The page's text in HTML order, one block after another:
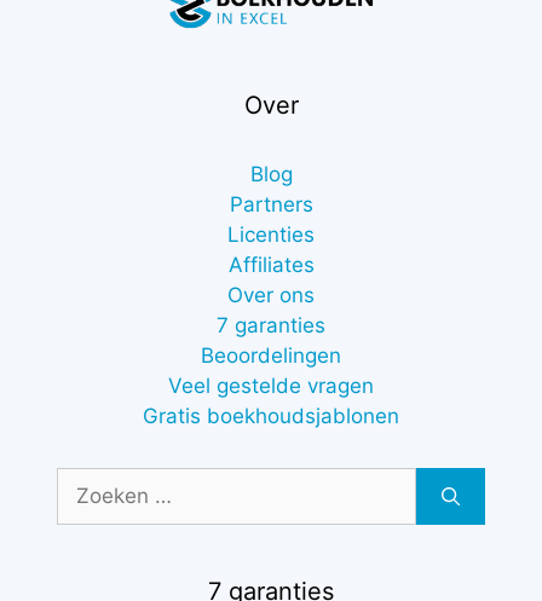
Over
Blog
Partners
Licenties
Affiliates
Over ons
7 garanties
Beoordelingen
Veel gestelde vragen
Gratis boekhoudsjablonen
Zoek
7 garanties